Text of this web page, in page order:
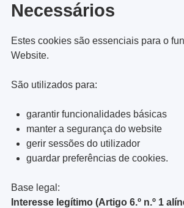
Necessários
Estes cookies são essenciais para o
Website.
São utilizados para:
garantir funcionalidades básicas
manter a segurança do website
gerir sessões do utilizador
guardar preferências de cookies.
Base legal:
Interesse legítimo (Artigo 6.º n.º 1